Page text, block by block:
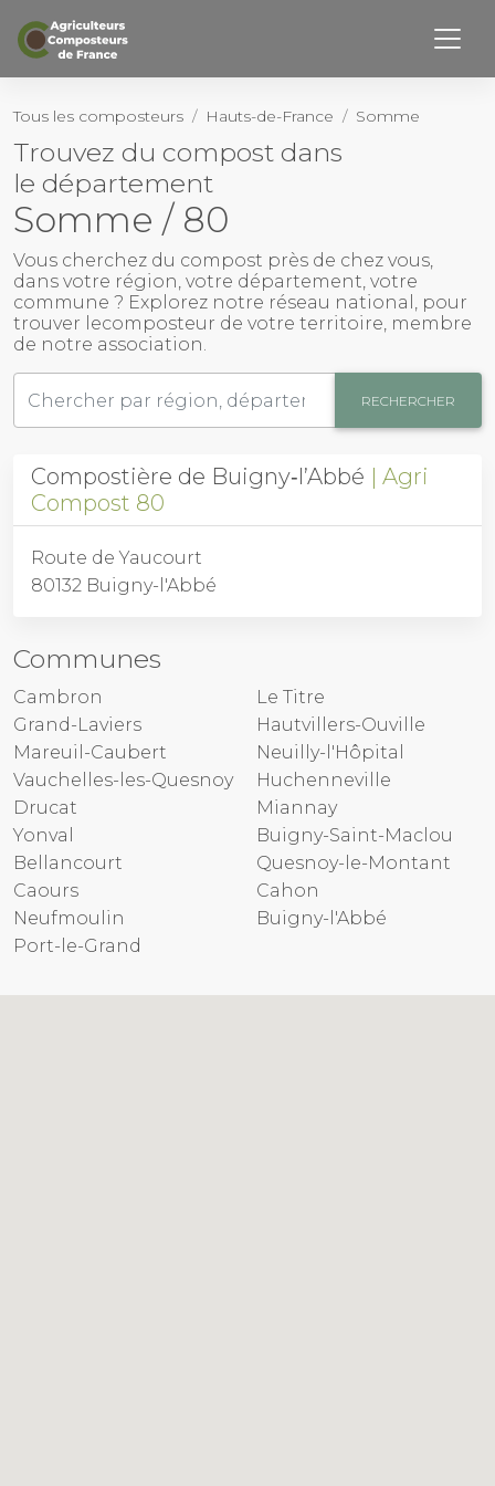
Notre Histoire
Activités
Outils
Contact
Tous les composteurs Hauts-de-France Somme
Trouvez du compost dans
le département
Somme / 80
Vous cherchez du compost près de chez vous,
dans votre région, votre département, votre
commune ? Explorez notre réseau national, pour
trouver lecomposteur de votre territoire, membre
de notre association.
RECHERCHER
Compostière de Buigny‑l’Abbé
Agri
Compost 80
Route de Yaucourt
80132 Buigny-l'Abbé
Communes
Cambron
Grand-Laviers
Mareuil-Caubert
Vauchelles-les-Quesnoy
Drucat
Yonval
Bellancourt
Caours
Neufmoulin
Port-le-Grand
Le Titre
Hautvillers-Ouville
Neuilly-l'Hôpital
Huchenneville
Miannay
Buigny-Saint-Maclou
Quesnoy-le-Montant
Cahon
Buigny-l'Abbé